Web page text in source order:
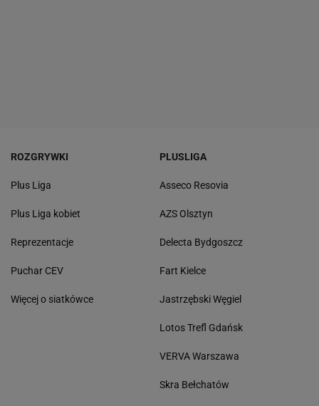
ROZGRYWKI
Plus Liga
Plus Liga kobiet
Reprezentacje
Puchar CEV
Więcej o siatkówce
PLUSLIGA
Asseco Resovia
AZS Olsztyn
Delecta Bydgoszcz
Fart Kielce
Jastrzębski Węgiel
Lotos Trefl Gdańsk
VERVA Warszawa
Skra Bełchatów